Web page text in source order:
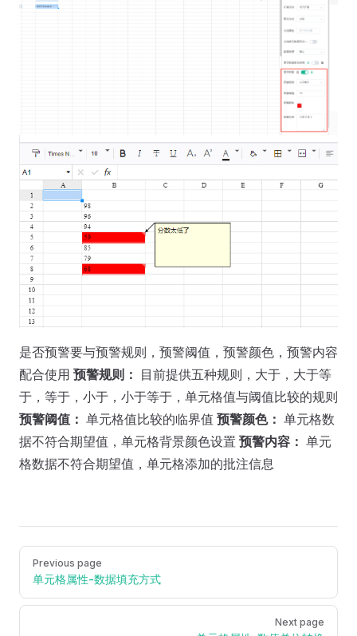
是否预警要与预警规则，预警阈值，预警颜色，预警内容
配合使用 预警规则： 目前提供五种规则，大于，大于等
于，等于，小于，小于等于，单元格值与阈值比较的规则
预警阈值： 单元格值比较的临界值 预警颜色： 单元格数
据不符合期望值，单元格背景颜色设置 预警内容： 单元
格数据不符合期望值，单元格添加的批注信息
Pager
Previous page
单元格属性-数据填充方式
Next page